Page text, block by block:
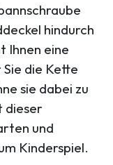
hindurch
Ihnen eine
die Kette
sie dabei zu
dieser
und
Kinderspiel.